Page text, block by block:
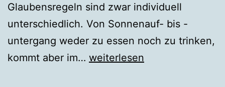
Glaubensregeln sind zwar individuell
unterschiedlich. Von Sonnenauf- bis -
untergang weder zu essen noch zu trinken,
kommt aber im… Am
weiterlesen